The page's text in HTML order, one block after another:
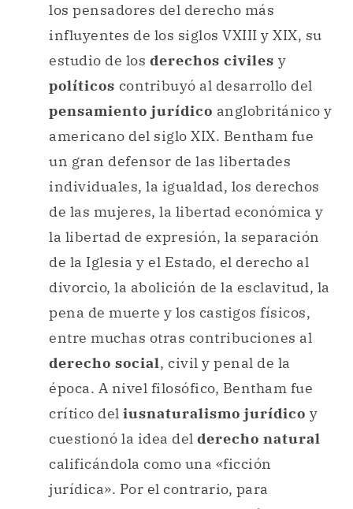
los pensadores del derecho más
influyentes de los siglos VXIII y XIX, su
estudio de los derechos civiles y
políticos contribuyó al desarrollo del
pensamiento jurídico anglobritánico y
americano del siglo XIX. Bentham fue
un gran defensor de las libertades
individuales, la igualdad, los derechos
de las mujeres, la libertad económica y
la libertad de expresión, la separación
de la Iglesia y el Estado, el derecho al
divorcio, la abolición de la esclavitud, la
pena de muerte y los castigos físicos,
entre muchas otras contribuciones al
derecho social, civil y penal de la
época. A nivel filosófico, Bentham fue
crítico del iusnaturalismo jurídico y
cuestionó la idea del derecho natural
calificándola como una «ficción
jurídica». Por el contrario, para